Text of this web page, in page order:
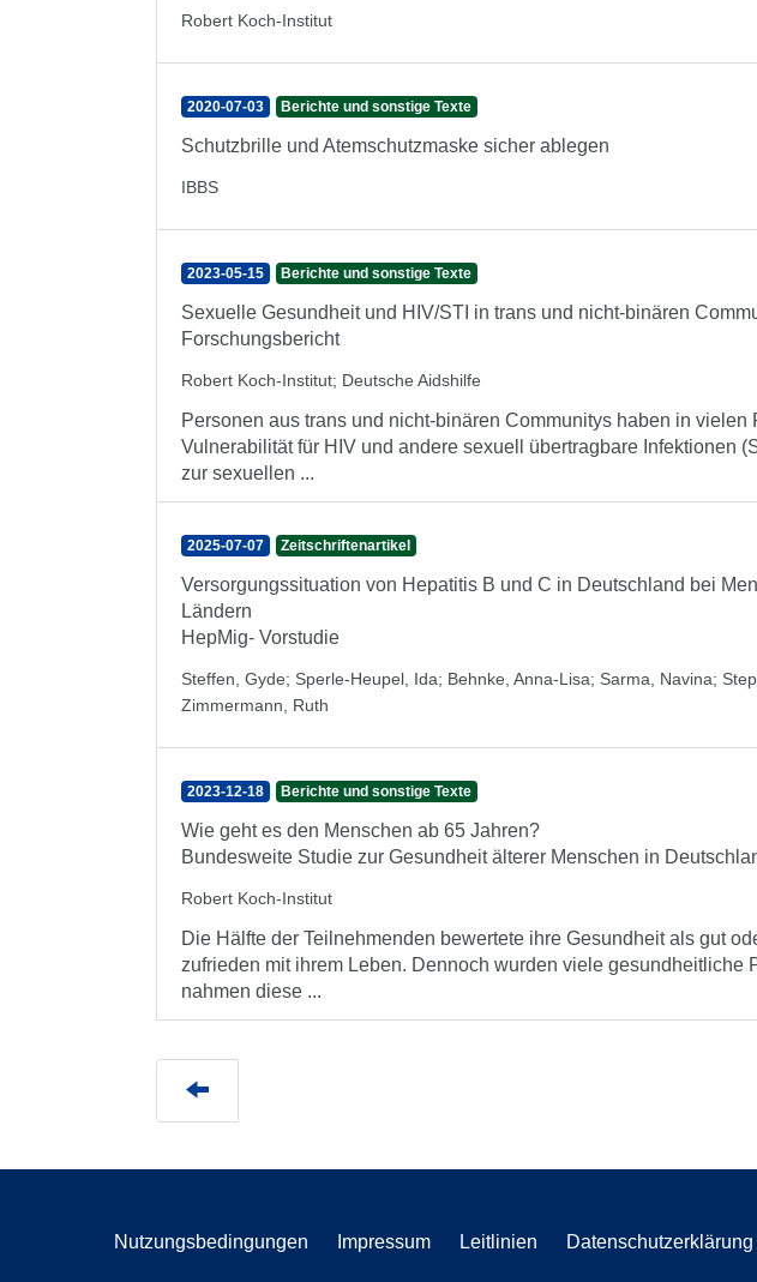
Robert Koch-Institut
2020-07-03 Berichte und sonstige Texte
Schutzbrille und Atemschutzmaske sicher ablegen
IBBS
2023-05-15 Berichte und sonstige Texte
Sexuelle Gesundheit und HIV/STI in trans und nicht-binären
Forschungsbericht
Robert Koch-Institut; Deutsche Aidshilfe
Personen aus trans und nicht-binären Communitys haben in
Vulnerabilität für HIV und andere sexuell übertragbare Infektionen
zur sexuellen ...
2025-07-07 Zeitschriftenartikel
Versorgungssituation von Hepatitis B und C in Deutschland bei
Ländern
HepMig- Vorstudie
Steffen, Gyde; Sperle-Heupel, Ida; Behnke, Anna-Lisa; Sarma, Navina;
Zimmermann, Ruth
2023-12-18 Berichte und sonstige Texte
Wie geht es den Menschen ab 65 Jahren?
Bundesweite Studie zur Gesundheit älterer Menschen in
Robert Koch-Institut
Die Hälfte der Teilnehmenden bewertete ihre Gesundheit als gut
zufrieden mit ihrem Leben. Dennoch wurden viele gesundheitliche
nahmen diese ...
Nutzungsbedingungen Impressum Leitlinien Datenschutzerklärung